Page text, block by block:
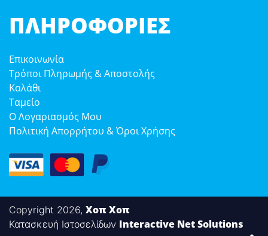
ΠΛΗΡΟΦΟΡΊΕΣ
Επικοινωνία
Τρόποι Πληρωμής & Αποστολής
Καλάθι
Ταμείο
Ο Λογαριασμός Μου
Πολιτική Απορρήτου & Όροι Χρήσης
Copyright 2026, Χοπ Χοπ
Κατασκευή Ιστοσελίδων Interactive Net Solutions